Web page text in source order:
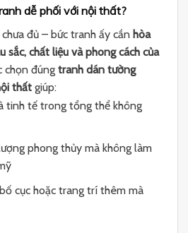
dễ phối với nội thất?
đủ – bức tranh ấy cần hòa
sắc, chất liệu và phong cách của
chọn đúng tranh dán tường
thất giúp:
tinh tế trong tổng thể không
phong thủy mà không làm
cục hoặc trang trí thêm mà